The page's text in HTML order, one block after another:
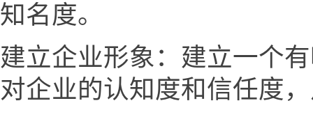
知名度。
建立企业形象：建立一个
对企业的认知度和信任度